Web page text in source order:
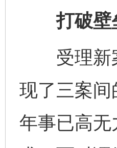
打破壁垒
受理新案
现了三案
年事已高